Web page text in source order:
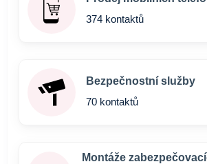
374 kontaktů
Bezpečnostní služby
70 kontaktů
Montáže